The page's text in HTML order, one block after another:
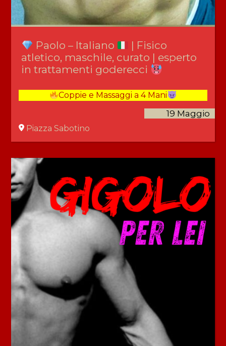
Paolo – Italiano
| Fisico
atletico, maschile, curato | esperto
in trattamenti goderecci
Coppie e Massaggi a 4 Mani
19 Maggio
Piazza Sabotino